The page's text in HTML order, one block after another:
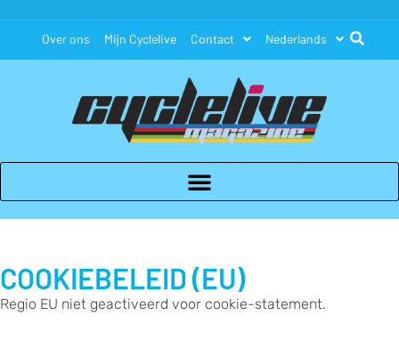
Over ons Mijn Cyclelive Contact Nederlands
COOKIEBELEID (EU)
Regio EU niet geactiveerd voor cookie-statement.